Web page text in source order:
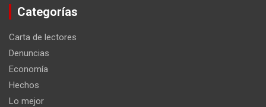
Categorías
Carta de lectores
Denuncias
Economía
Hechos
Lo mejor